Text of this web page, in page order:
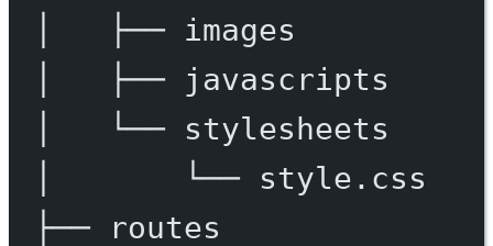
├──
images
├──
javascripts
└──
stylesheets
└──
style.css
├──
routes